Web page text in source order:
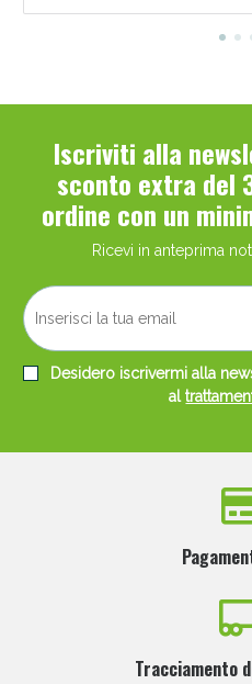
Iscriviti alla
sconto extra del
ordine con un
Ricevi in anteprima
Desidero iscrivermi alla
al
Tracciamento
Scopri le